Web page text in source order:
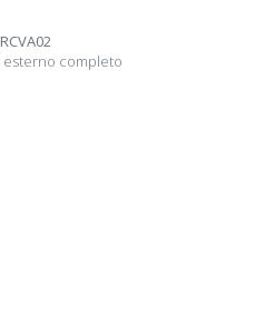
esterno completo